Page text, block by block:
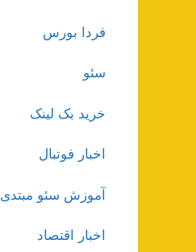
فردا بورس
سئو
خرید بک لینک
اخبار فوتبال
آموزش سئو مبتدی
اخبار اقتصاد